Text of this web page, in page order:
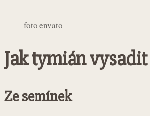
foto envato
Jak tymián vysadit
Ze semínek